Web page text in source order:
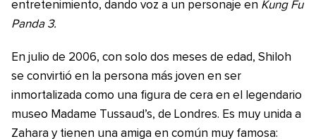
entretenimiento, dando voz a un personaje en Kung Fu
Panda 3.
En julio de 2006, con solo dos meses de edad, Shiloh
se convirtió en la persona más joven en ser
inmortalizada como una figura de cera en el legendario
museo Madame Tussaud’s, de Londres. Es muy unida a
Zahara y tienen una amiga en común muy famosa: